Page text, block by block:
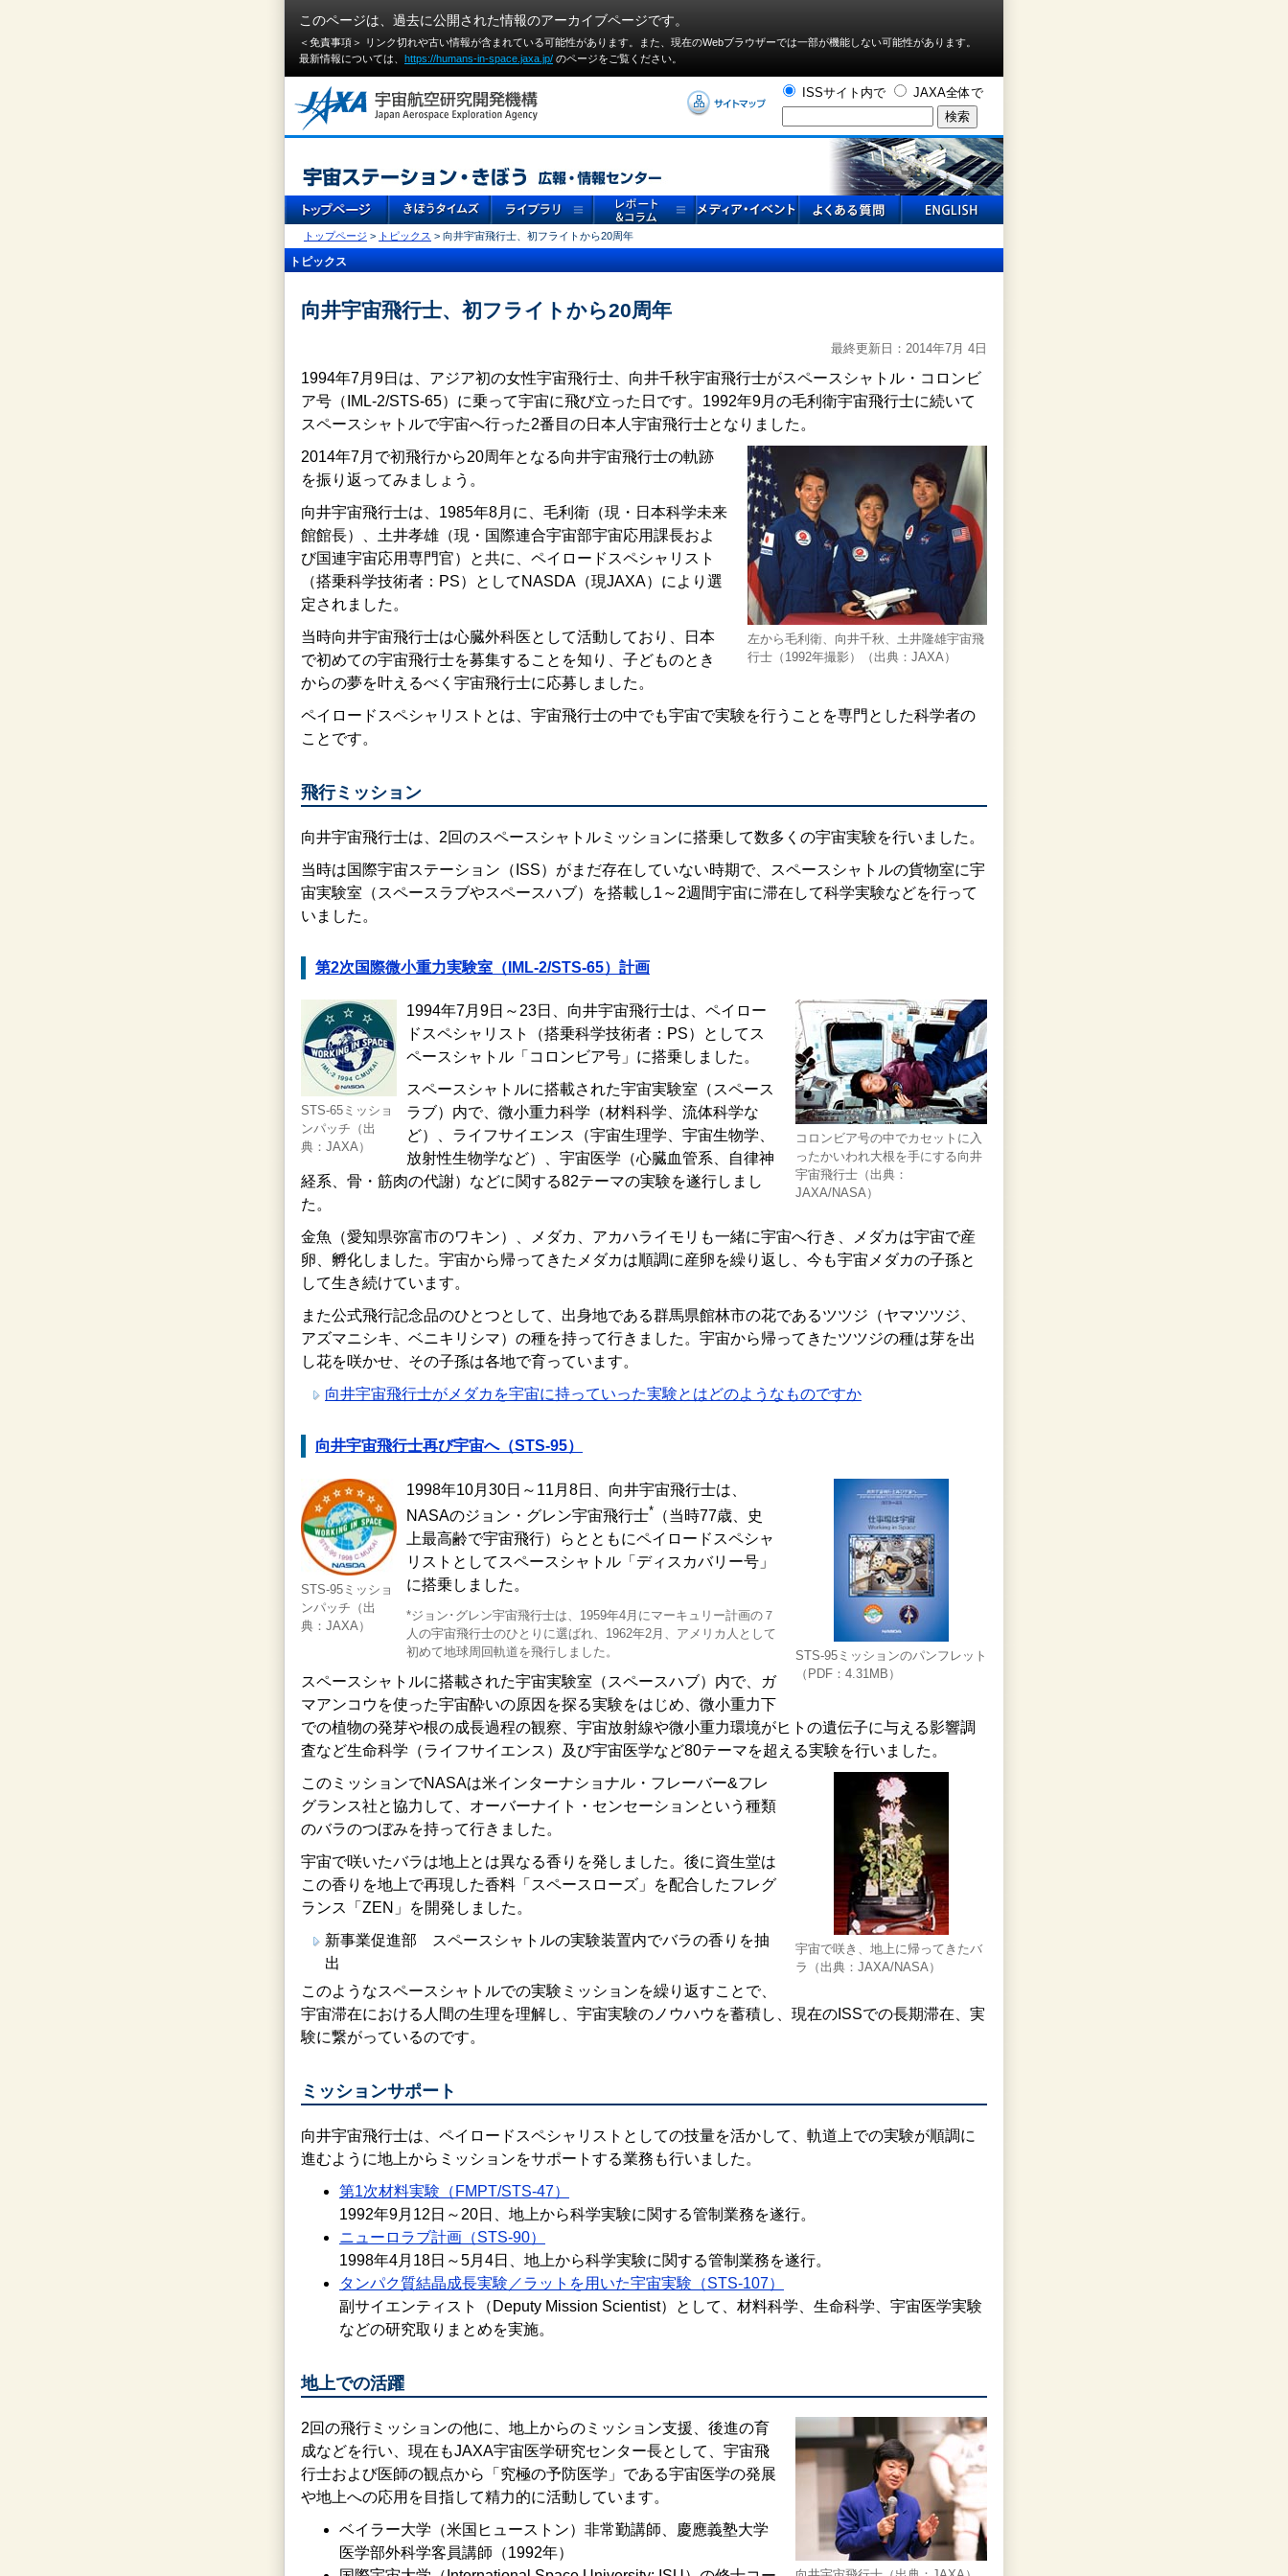
このページは、過去に公開された情報のアーカイブページです。
＜免責事項＞ リンク切れや古い情報が含まれている可能性があります。また、現在のWebブラウザーでは⼀部が機能しない可能性があります。
最新情報については、 https://humans-in-space.jaxa.jp/ のページをご覧ください。
ISSサイト内で JAXA全体で
トップページ > トピックス > 向井宇宙飛行士、初フライトから20周年
トピックス
向井宇宙飛行士、初フライトから20周年
最終更新日：2014年7月 4日
1994年7月9日は、アジア初の女性宇宙飛行士、向井千秋宇宙飛行士がスペースシャトル・コロンビ
ア号（IML-2/STS-65）に乗って宇宙に飛び立った日です。1992年9月の毛利衛宇宙飛行士に続いて
スペースシャトルで宇宙へ行った2番目の日本人宇宙飛行士となりました。
左から毛利衛、向井千秋、土井隆雄宇宙飛
行士（1992年撮影）（出典：JAXA）
2014年7月で初飛行から20周年となる向井宇宙飛行士の軌跡
を振り返ってみましょう。
向井宇宙飛行士は、1985年8月に、毛利衛（現・日本科学未来
館館長）、土井孝雄（現・国際連合宇宙部宇宙応用課長およ
び国連宇宙応用専門官）と共に、ペイロードスペシャリスト
（搭乗科学技術者：PS）としてNASDA（現JAXA）により選
定されました。
当時向井宇宙飛行士は心臓外科医として活動しており、日本
で初めての宇宙飛行士を募集することを知り、子どものとき
からの夢を叶えるべく宇宙飛行士に応募しました。
ペイロードスペシャリストとは、宇宙飛行士の中でも宇宙で実験を行うことを専門とした科学者の
ことです。
飛行ミッション
向井宇宙飛行士は、2回のスペースシャトルミッションに搭乗して数多くの宇宙実験を行いました。
当時は国際宇宙ステーション（ISS）がまだ存在していない時期で、スペースシャトルの貨物室に宇
宙実験室（スペースラブやスペースハブ）を搭載し1～2週間宇宙に滞在して科学実験などを行って
いました。
第2次国際微小重力実験室（IML-2/STS-65）計画
STS-65ミッショ
ンパッチ（出
典：JAXA）
コロンビア号の中でカセットに入
ったかいわれ大根を手にする向井
宇宙飛行士（出典：
JAXA/NASA）
1994年7月9日～23日、向井宇宙飛行士は、ペイロー
ドスペシャリスト（搭乗科学技術者：PS）としてス
ペースシャトル「コロンビア号」に搭乗しました。
スペースシャトルに搭載された宇宙実験室（スペース
ラブ）内で、微小重力科学（材料科学、流体科学な
ど）、ライフサイエンス（宇宙生理学、宇宙生物学、
放射性生物学など）、宇宙医学（心臓血管系、自律神
経系、骨・筋肉の代謝）などに関する82テーマの実験を遂行しまし
た。
金魚（愛知県弥富市のワキン）、メダカ、アカハライモリも一緒に宇宙へ行き、メダカは宇宙で産
卵、孵化しました。宇宙から帰ってきたメダカは順調に産卵を繰り返し、今も宇宙メダカの子孫と
して生き続けています。
また公式飛行記念品のひとつとして、出身地である群馬県館林市の花であるツツジ（ヤマツツジ、
アズマニシキ、ベニキリシマ）の種を持って行きました。宇宙から帰ってきたツツジの種は芽を出
し花を咲かせ、その子孫は各地で育っています。
向井宇宙飛行士がメダカを宇宙に持っていった実験とはどのようなものですか
向井宇宙飛行士再び宇宙へ（STS-95）
STS-95ミッショ
ンパッチ（出
典：JAXA）
STS-95ミッションのパンフレット
（PDF：4.31MB）
1998年10月30日～11月8日、向井宇宙飛行士は、
NASAのジョン・グレン宇宙飛行士* （当時77歳、史
上最高齢で宇宙飛行）らとともにペイロードスペシャ
リストとしてスペースシャトル「ディスカバリー号」
に搭乗しました。
*ジョン･グレン宇宙飛行士は、1959年4月にマーキュリー計画の７
人の宇宙飛行士のひとりに選ばれ、1962年2月、アメリカ人として
初めて地球周回軌道を飛行しました。
スペースシャトルに搭載された宇宙実験室（スペースハブ）内で、ガ
マアンコウを使った宇宙酔いの原因を探る実験をはじめ、微小重力下
での植物の発芽や根の成長過程の観察、宇宙放射線や微小重力環境がヒトの遺伝子に与える影響調
査など生命科学（ライフサイエンス）及び宇宙医学など80テーマを超える実験を行いました。
宇宙で咲き、地上に帰ってきたバ
ラ（出典：JAXA/NASA）
このミッションでNASAは米インターナショナル・フレーバー&フレ
グランス社と協力して、オーバーナイト・センセーションという種類
のバラのつぼみを持って行きました。
宇宙で咲いたバラは地上とは異なる香りを発しました。後に資生堂は
この香りを地上で再現した香料「スペースローズ」を配合したフレグ
ランス「ZEN」を開発しました。
新事業促進部 スペースシャトルの実験装置内でバラの香りを抽
出
このようなスペースシャトルでの実験ミッションを繰り返すことで、
宇宙滞在における人間の生理を理解し、宇宙実験のノウハウを蓄積し、現在のISSでの長期滞在、実
験に繋がっているのです。
ミッションサポート
向井宇宙飛行士は、ペイロードスペシャリストとしての技量を活かして、軌道上での実験が順調に
進むように地上からミッションをサポートする業務も行いました。
第1次材料実験（FMPT/STS-47）
1992年9月12日～20日、地上から科学実験に関する管制業務を遂行。
ニューロラブ計画（STS-90）
1998年4月18日～5月4日、地上から科学実験に関する管制業務を遂行。
タンパク質結晶成長実験／ラットを用いた宇宙実験（STS-107）
副サイエンティスト（Deputy Mission Scientist）として、材料科学、生命科学、宇宙医学実験
などの研究取りまとめを実施。
地上での活躍
2回の飛行ミッションの他に、地上からのミッション支援、後進の育
成などを行い、現在もJAXA宇宙医学研究センター長として、宇宙飛
行士および医師の観点から「究極の予防医学」である宇宙医学の発展
や地上への応用を目指して精力的に活動しています。
ベイラー大学（米国ヒューストン）非常勤講師、慶應義塾大学
医学部外科学客員講師（1992年）